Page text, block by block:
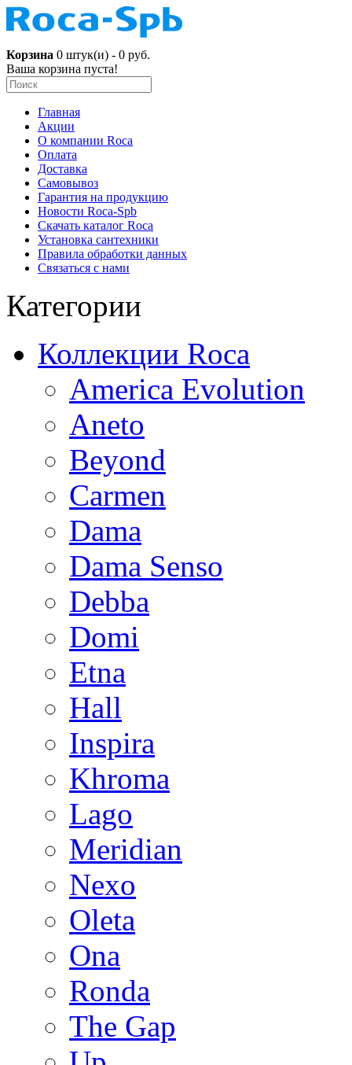
Корзина 0 штук(и) - 0 руб.
Ваша корзина пуста!
Главная
Акции
О компании Roca
Оплата
Доставка
Самовывоз
Гарантия на продукцию
Новости Roca-Spb
Скачать каталог Roca
Установка сантехники
Правила обработки данных
Связаться с нами
Категории
Коллекции Roca
America Evolution
Aneto
Beyond
Carmen
Dama
Dama Senso
Debba
Domi
Etna
Hall
Inspira
Khroma
Lago
Meridian
Nexo
Oleta
Ona
Ronda
The Gap